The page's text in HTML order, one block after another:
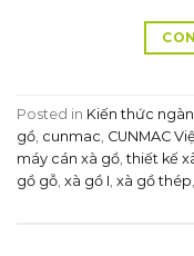
Posted in Kiến thức
gồ cunmac CUNMAC
máy cán xà gồ ,thiết kế
gồ gỗ xà gồ I xà gồ thép